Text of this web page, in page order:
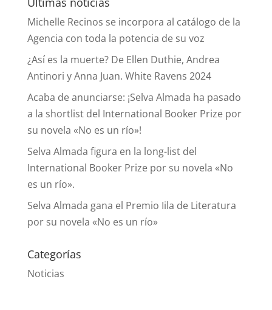
Michelle Recinos se incorpora al catálogo de la
Agencia con toda la potencia de su voz
¿Así es la muerte? De Ellen Duthie, Andrea
Antinori y Anna Juan. White Ravens 2024
Acaba de anunciarse: ¡Selva Almada ha pasado
a la shortlist del International Booker Prize por
su novela «No es un río»!
Selva Almada figura en la long-list del
International Booker Prize por su novela «No
es un río».
Selva Almada gana el Premio Iila de Literatura
por su novela «No es un río»
Categorías
Noticias